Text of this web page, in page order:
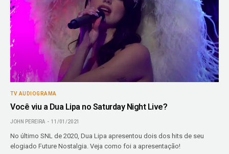
TV AUDIOGRAMA
Você viu a Dua Lipa no Saturday Night Live?
JOHN PEREIRA 11/01/2021
No último SNL de 2020, Dua Lipa apresentou dois dos hits de seu
elogiado Future Nostalgia. Veja como foi a apresentação!